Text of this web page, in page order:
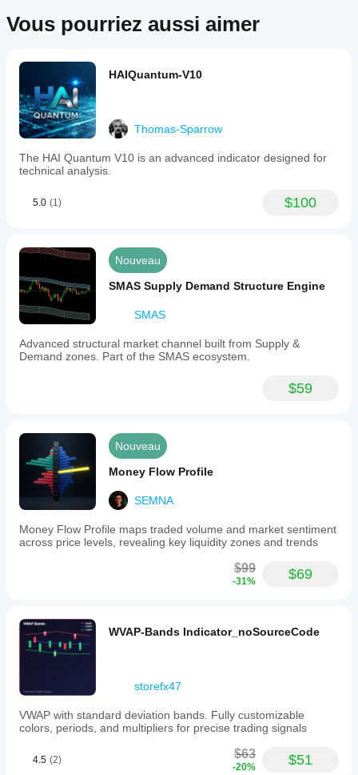
including
Forex,
and
cryptocurrencies,
and
is
suitable
for
strategies
as
scalping
breakout
Vous pourriez aussi aimer
HAIQuantum-V10
Thomas-Sparrow
The HAI Quantum V10 is an advanced indicator designed for
technical analysis.
5.0 (1) $100
Nouveau
SMAS Supply Demand Structure Engine
SMAS
Advanced structural market channel built from Supply &
Demand zones. Part of the SMAS ecosystem.
$59
Nouveau
Money Flow Profile
SEMNA
Money Flow Profile maps traded volume and market sentiment
across price levels, revealing key liquidity zones and trends
$99
-31% $69
WVAP-Bands Indicator_noSourceCode
storefx47
VWAP with standard deviation bands. Fully customizable
colors, periods, and multipliers for precise trading signals
4.5 (2) $63
-20% $51